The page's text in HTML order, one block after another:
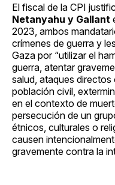
El fiscal de la CPI
Netanyahu y Gallant
2023, ambos
crímenes de guerra y
Gaza por “utilizar el
guerra, atentar
salud, ataques
población civil,
en el contexto de
persecución de un
étnicos, culturales o
causen
gravemente contra la